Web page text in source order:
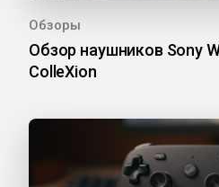
Обзоры
Обзор наушников Sony
ColleXion